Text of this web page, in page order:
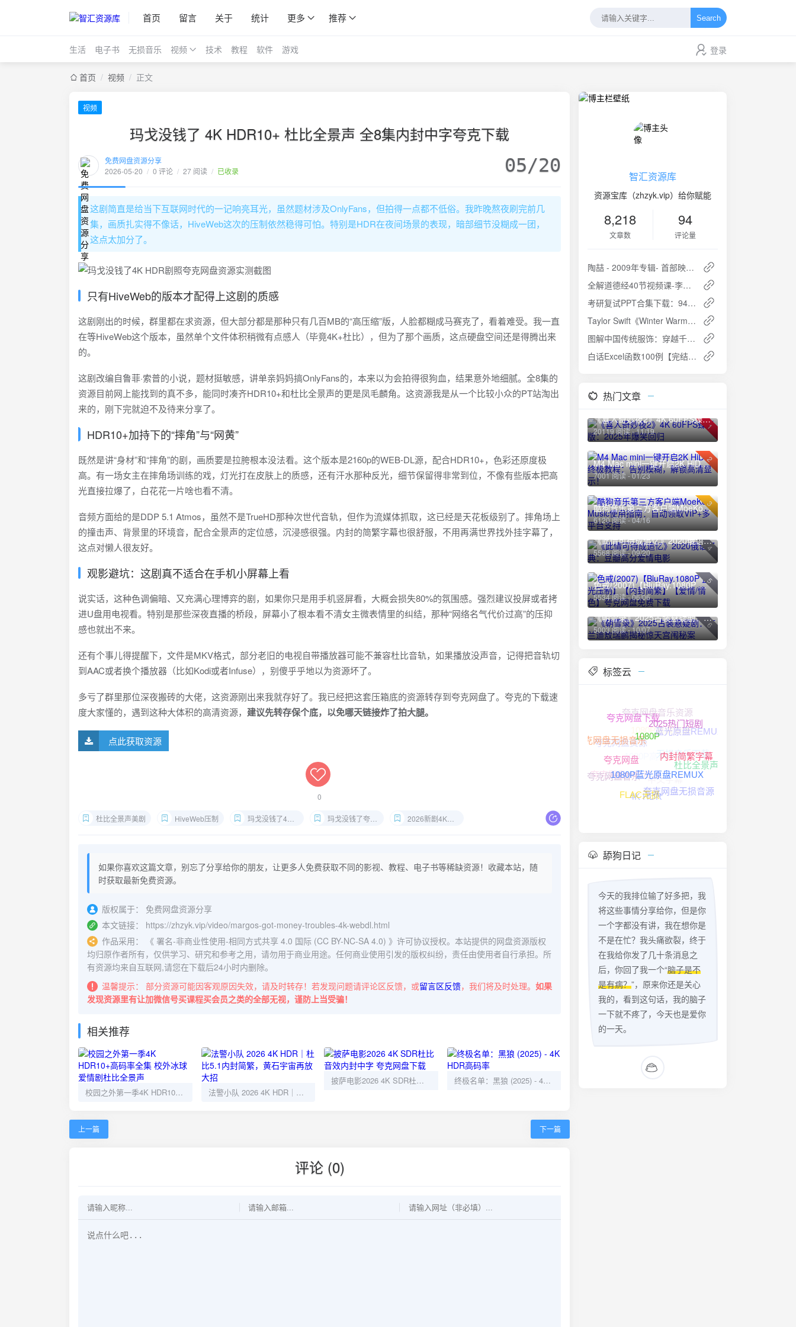
首页 留言 关于 统计 更多 推荐 Search
生活 电子书 无损音乐 视频 技术 教程 软件 游戏 登录
首页 / 视频 / 正文
视频
玛戈没钱了 4K HDR10+ 杜比全景声 全8集内封中字夸克下载
免费网盘资源分享
2026-05-20 / 0 评论 / 27 阅读 / 已收录 05/20
这剧简直是给当下互联网时代的一记响亮耳光，虽然题材涉及OnlyFans，但拍得一点都不低俗。我昨晚熬夜刷完前几
集，画质扎实得不像话，HiveWeb这次的压制依然稳得可怕。特别是HDR在夜间场景的表现，暗部细节没糊成一团，
这点太加分了。
只有HiveWeb的版本才配得上这剧的质感
这剧刚出的时候，群里都在求资源，但大部分都是那种只有几百MB的“高压缩”版，人脸都糊成马赛克了，看着难受。我一直
在等HiveWeb这个版本，虽然单个文件体积稍微有点感人（毕竟4K+杜比），但为了那个画质，这点硬盘空间还是得腾出来
的。
这剧改编自鲁菲·索普的小说，题材挺敏感，讲单亲妈妈搞OnlyFans的，本来以为会拍得很狗血，结果意外地细腻。全8集的
资源目前网上能找到的真不多，能同时凑齐HDR10+和杜比全景声的更是凤毛麟角。这资源我是从一个比较小众的PT站淘出
来的，刚下完就迫不及待来分享了。
HDR10+加持下的“摔角”与“网黄”
既然是讲“身材”和“摔角”的剧，画质要是拉胯根本没法看。这个版本是2160p的WEB-DL源，配合HDR10+，色彩还原度极
高。有一场女主在摔角场训练的戏，灯光打在皮肤上的质感，还有汗水那种反光，细节保留得非常到位，不像有些版本把高
光直接拉爆了，白花花一片啥也看不清。
音频方面给的是DDP 5.1 Atmos，虽然不是TrueHD那种次世代音轨，但作为流媒体抓取，这已经是天花板级别了。摔角场上
的撞击声、背景里的环境音，配合全景声的定位感，沉浸感很强。内封的简繁字幕也很舒服，不用再满世界找外挂字幕了，
这点对懒人很友好。
观影避坑：这剧真不适合在手机小屏幕上看
说实话，这种色调偏暗、又充满心理博弈的剧，如果你只是用手机竖屏看，大概会损失80%的氛围感。强烈建议投屏或者拷
进U盘用电视看。特别是那些深夜直播的桥段，屏幕小了根本看不清女主微表情里的纠结，那种“网络名气代价过高”的压抑
感也就出不来。
还有个事儿得提醒下，文件是MKV格式，部分老旧的电视自带播放器可能不兼容杜比音轨，如果播放没声音，记得把音轨切
到AAC或者换个播放器（比如Kodi或者Infuse），别傻乎乎地以为资源坏了。
多亏了群里那位深夜搬砖的大佬，这资源刚出来我就存好了。我已经把这套压箱底的资源转存到夸克网盘了。夸克的下载速
度大家懂的，遇到这种大体积的高清资源， 建议先转存保个底，以免哪天链接炸了拍大腿。
点此获取资源
0
杜比全景声美剧 HiveWeb压制 玛戈没钱了4K下载 玛戈没钱了夸克网盘 2026新剧4K资源
如果你喜欢这篇文章，别忘了分享给你的朋友，让更多人免费获取不同的影视、教程、电子书等稀缺资源！收藏本站，随
时获取最新免费资源。
版权属于：
免费网盘资源分享
本文链接：
https://zhzyk.vip/video/margos-got-money-troubles-4k-webdl.html
作品采用：
《 署名-非商业性使用-相同方式共享 4.0 国际 (CC BY-NC-SA 4.0) 》许可协议授权。本站提供的网盘资源版权
均归原作者所有，仅供学习、研究和参考之用，请勿用于商业用途。任何商业使用引发的版权纠纷，责任由使用者自行承担。所
有资源均来自互联网,请您在下载后24小时内删除。
温馨提示：
部分资源可能因客观原因失效，请及时转存！若发现问题请评论区反馈，或留言区反馈，我们将及时处理。 如果
发现资源里有让加微信号买课程买会员之类的全部无视，谨防上当受骗！
相关推荐
校园之外第一季4K HDR10+高码率全集 校外冰球爱情剧杜比全景声 法警小队 2026 4K HDR｜杜比5.1内封简繁，黄石宇宙再放大招
披萨电影2026 4K SDR杜比音效内封中字 夸克网盘下载 终极名单：黑狼 (2025) - 4K HDR高码率
上一篇 下一篇
评论 (0)
智汇资源库
资源宝库（zhzyk.vip）给你赋能
8,218
文章数
94
评论量
陶喆 - 2009年专辑- 首部映像作品：暗恋 Flac
全解道德经40节视频课-李清泉：深入领悟道家智慧
考研复试PPT合集下载：94套精美模板+预览图，助你轻松搞定复试！🎓
Taylor Swift《Winter Warmers》ALAC无损歌单下载
图解中国传统服饰：穿越千年的华服之美 [PDF]
白话Excel函数100例【完结】：从入门到精通，轻松提升工作效率
热门文章
1
《喜人奇妙夜2》4K 60FPS臻彩版：2025年爆笑回归
20119 阅读 - 11/19
2
M4 Mac mini一键开启2K HiDPI终极教程：告别模糊，解锁高清显示！
7001 阅读 - 01/23
3
酷狗音乐第三方客户端MoeKoe Music使用指南：自动领取VIP+多平台支持
6120 阅读 - 04/16
4
《此情可待成追忆》2020俄语经典：豆瓣高分爱情电影
5568 阅读 - 09/20
5
色戒(2007)【BluRay.1080P 蓝光压制】【内封简繁】【爱情/情色】夸克网盘免费下载
5534 阅读 - 06/06
6
《朝雪录》2025古装悬疑剧：李兰迪敖瑞鹏揭秘惊天宫闱秘案
5003 阅读 - 10/07
标签云
夸克网盘资源
夸克网盘无损音乐
夸克网盘下载
夸克网盘音乐资源
1080P高清资源
1080P高清
夸克网盘HIFI资源
夸克网盘音乐
夸克网盘
1080P
2025热门短剧
蓝光原盘REMUX
中文字幕
4K HDR
FLAC无损
1080P蓝光原盘REMUX
内封简繁字幕
杜比全景声
夸克网盘无损音源
舔狗日记
今天的我排位输了好多把，我
将这些事情分享给你，但是你
一个字都没有讲，我在想你是
不是在忙？我头痛欲裂，终于
在我给你发了几十条消息之
后，你回了我一个“脑子是不
是有病？”，原来你还是关心
我的，看到这句话，我的脑子
一下就不疼了，今天也是爱你
的一天。